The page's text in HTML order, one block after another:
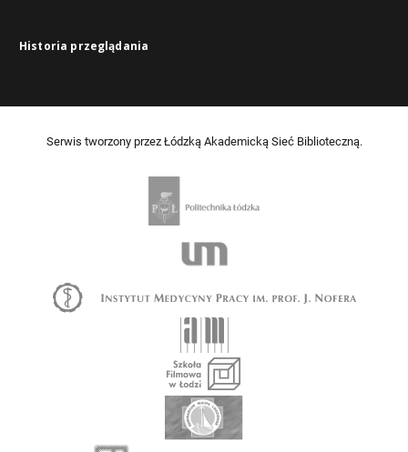
Historia przeglądania
Serwis tworzony przez Łódzką Akademicką Sieć Biblioteczną.